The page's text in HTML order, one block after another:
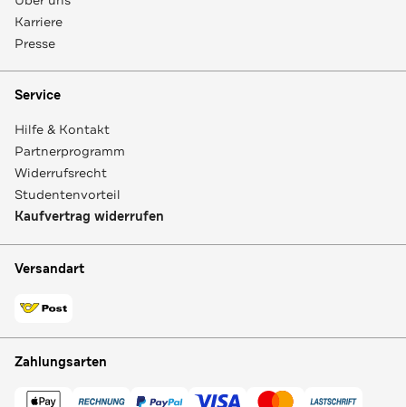
Karriere
Presse
Service
Hilfe & Kontakt
Partnerprogramm
Widerrufsrecht
Studentenvorteil
Kaufvertrag widerrufen
Versandart
Zahlungsarten